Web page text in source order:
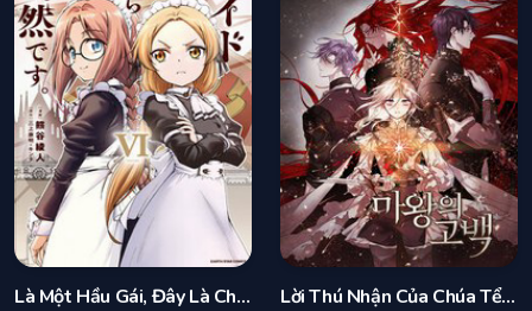
Là Một Hầu Gái, Đây Là Chuyện Đương Nhiên Ạ. Lời Thú Nhận Của Chúa Tể Bóng Tối